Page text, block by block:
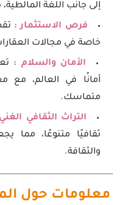
إلى جانب اللغة
فرص الاستثمار :
خاصة في مجالات
الأمان والسلام :
أمانًا في العالم،
متماسك.
التراث الثقافي
ثقافيًا متنوعًا، مما
والثقافة.
معلومات حول